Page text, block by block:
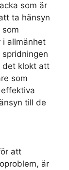
som är
ta hänsyn
i allmänhet
det klokt att
som
till de
att
är